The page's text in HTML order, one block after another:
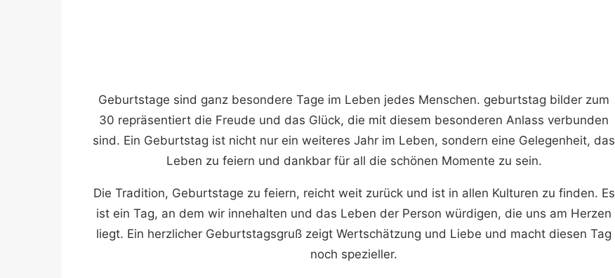
Geburtstage sind ganz besondere Tage im Leben jedes Menschen. geburtstag bilder zum
30 repräsentiert die Freude und das Glück, die mit diesem besonderen Anlass verbunden
sind. Ein Geburtstag ist nicht nur ein weiteres Jahr im Leben, sondern eine Gelegenheit, das
Leben zu feiern und dankbar für all die schönen Momente zu sein.
Die Tradition, Geburtstage zu feiern, reicht weit zurück und ist in allen Kulturen zu finden. Es
ist ein Tag, an dem wir innehalten und das Leben der Person würdigen, die uns am Herzen
liegt. Ein herzlicher Geburtstagsgruß zeigt Wertschätzung und Liebe und macht diesen Tag
noch spezieller.